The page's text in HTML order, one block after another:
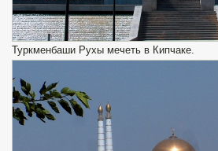
Туркменбаши Рухы мечеть в Кипчаке.